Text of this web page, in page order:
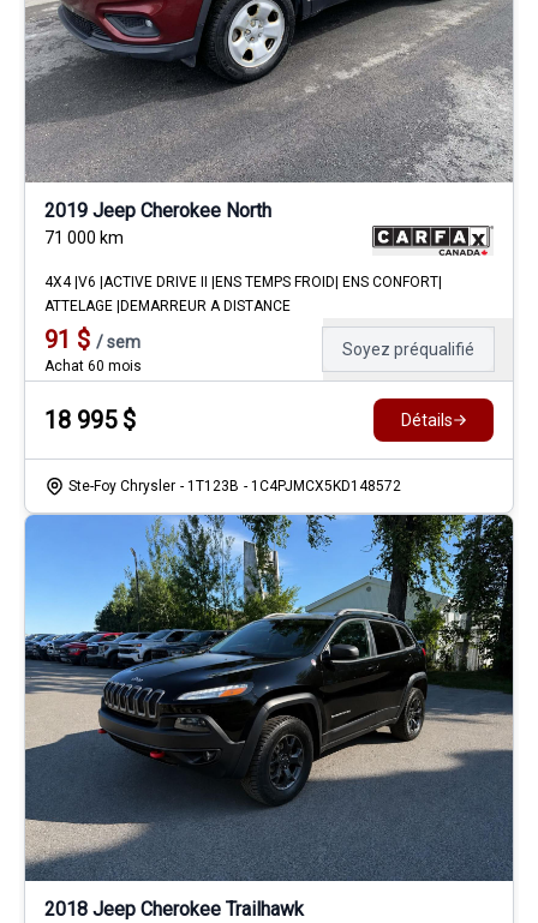
2019 Jeep Cherokee North
71 000 km
4X4 |V6 |ACTIVE DRIVE II |ENS TEMPS FROID| ENS CONFORT|
ATTELAGE |DEMARREUR A DISTANCE
91 $ /sem
Achat 60 mois
Soyez préqualifié
18 995$ Détails
Ste-Foy Chrysler - 1T123B - 1C4PJMCX5KD148572
2018 Jeep Cherokee Trailhawk